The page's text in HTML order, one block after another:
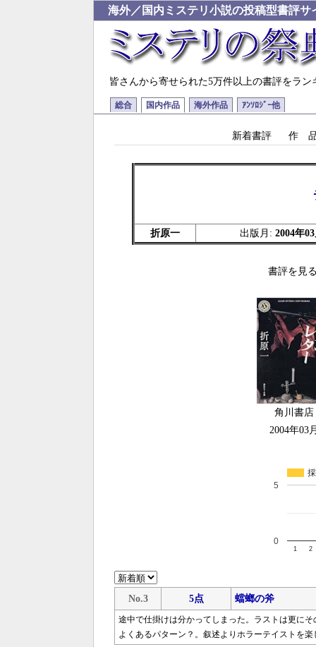
海外／国内ミステリ小説の投稿型書評サ
皆さんから寄せられた5万件以上の書評をラ
総合 国内作品 海外作品 ｱﾝｿﾛｼﾞｰ他
新着書評 作
折原一 出版月: 2004年
書評を見
角川書店
2004年03
1 2
0
5
No.3 5点 蟷螂の斧
途中で仕掛けは分かってしまった。ラストは更に
よくあるパターン？。叙述よりホラーテイストを